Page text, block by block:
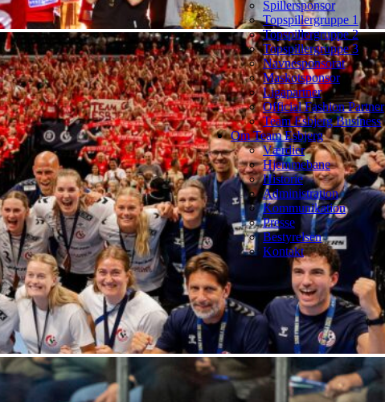
Spillersponsor
Topspillergruppe 1
Topspillergruppe 2
Topspillergruppe 3
Navnesponsorat
Maskotsponsor
Ligapartner
Official Fashion Partner
Team Esbjerg Business
Om Team Esbjerg
Værdier
Hjemmebane
Historie
Administration
Kommunikation
Presse
Bestyrelsen
Kontakt